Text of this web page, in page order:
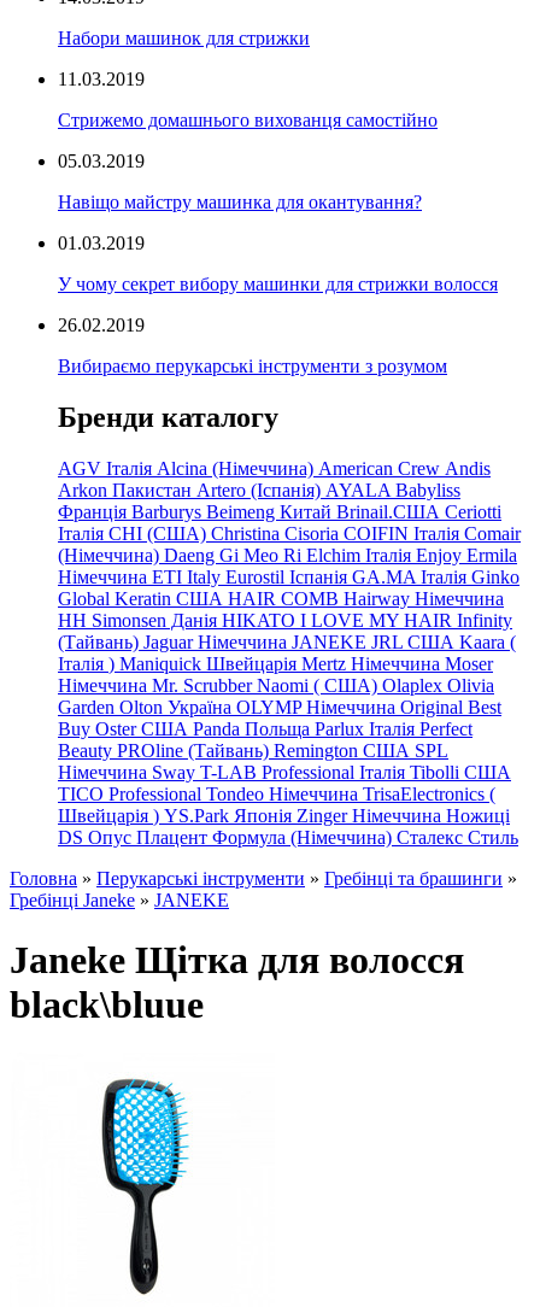
Набори машинок для стрижки
11.03.2019
Стрижемо домашнього вихованця самостійно
05.03.2019
Навіщо майстру машинка для окантування?
01.03.2019
У чому секрет вибору машинки для стрижки волосся
26.02.2019
Вибираємо перукарські інструменти з розумом
Бренди каталогу
AGV Італія Alcina (Німеччина) American Crew Andis
Arkon Пакистан Artero (Іспанія) AYALA Babyliss
Франція Barburys Beimeng Китай Brinail.США Ceriotti
Італія CHI (США) Christina Cisoria COIFIN Італія Comair
(Німеччина) Daeng Gi Meo Ri Elchim Італія Enjoy Ermila
Німеччина ETI Italy Eurostil Іспанія GA.MA Італія Ginko
Global Keratin США HAIR COMB Hairway Німеччина
HH Simonsen Данія HIKATO I LOVE MY HAIR Infinity
(Тайвань) Jaguar Німеччина JANEKE JRL США Kaara (
Італія ) Maniquick Швейцарія Mertz Німеччина Moser
Німеччина Mr. Scrubber Naomi ( США) Olaplex Olivia
Garden Olton Україна OLYMP Німеччина Original Best
Buy Oster США Panda Польща Parlux Італія Perfect
Beauty PROline (Тайвань) Remington США SPL
Німеччина Sway T-LAB Professional Італія Tibolli США
TICO Professional Tondeo Німеччина TrisaElectronics (
Швейцарія ) YS.Park Японія Zinger Німеччина Ножиці
DS Опус Плацент Формула (Німеччина) Сталекс Стиль
Головна » Перукарські інструменти » Гребінці та брашинги »
Гребінці Janeke » JANEKE
Janeke Щітка для волосся
black\bluue